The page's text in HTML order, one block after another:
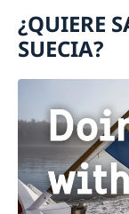
¿QUIERE
SUECIA?